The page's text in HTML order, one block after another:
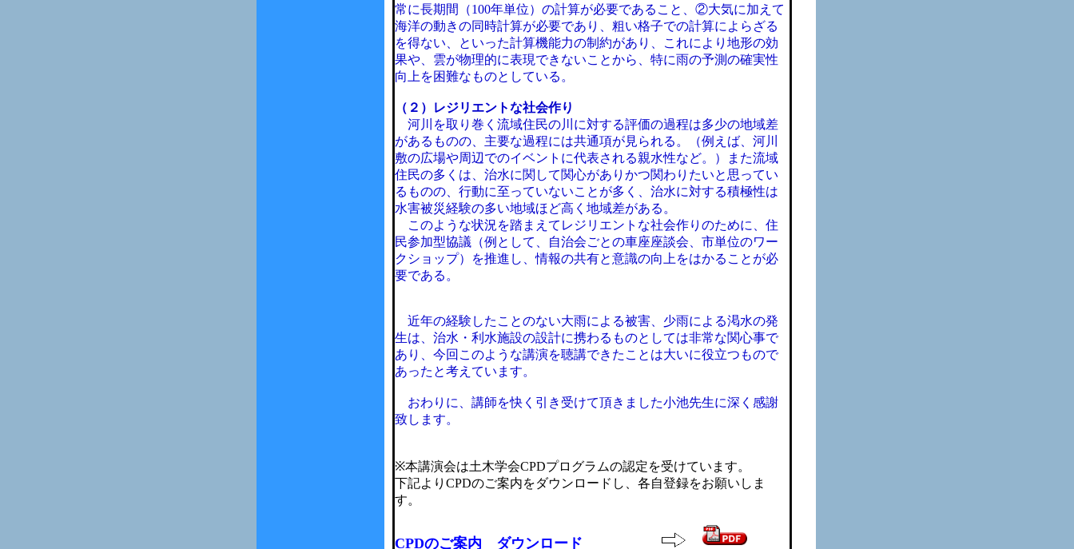
常に長期間（100年単位）の計算が必要であること、②大気に加えて
海洋の動きの同時計算が必要であり、粗い格子での計算によらざる
を得ない、といった計算機能力の制約があり、これにより地形の効
果や、雲が物理的に表現できないことから、特に雨の予測の確実性
向上を困難なものとしている。
（２）レジリエントな社会作り
河川を取り巻く流域住民の川に対する評価の過程は多少の地域差
があるものの、主要な過程には共通項が見られる。（例えば、河川
敷の広場や周辺でのイベントに代表される親水性など。）また流域
住民の多くは、治水に関して関心がありかつ関わりたいと思ってい
るものの、行動に至っていないことが多く、治水に対する積極性は
水害被災経験の多い地域ほど高く地域差がある。
このような状況を踏まえてレジリエントな社会作りのために、住
民参加型協議（例として、自治会ごとの車座座談会、市単位のワー
クショップ）を推進し、情報の共有と意識の向上をはかることが必
要である。
近年の経験したことのない大雨による被害、少雨による渇水の発
生は、治水・利水施設の設計に携わるものとしては非常な関心事で
あり、今回このような講演を聴講できたことは大いに役立つもので
あったと考えています。
おわりに、講師を快く引き受けて頂きました小池先生に深く感謝
致します。
※本講演会は土木学会CPDプログラムの認定を受けています。
下記よりCPDのご案内をダウンロードし、各自登録をお願いしま
す。
CPDのご案内 ダウンロード